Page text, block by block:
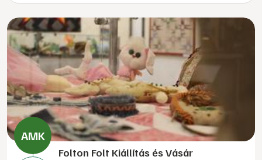
Folton Folt Kiállítás és Vásár